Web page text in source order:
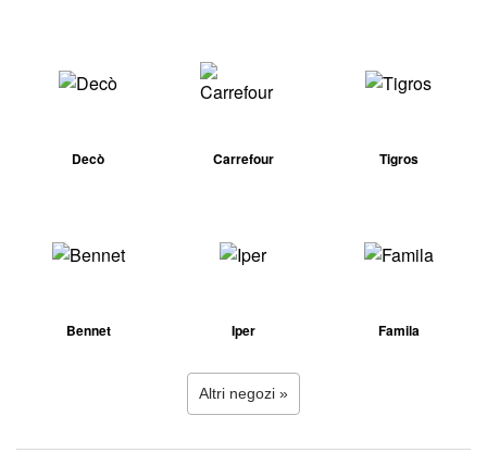
Decò Carrefour Tigros
Bennet Iper Famila
Altri negozi »